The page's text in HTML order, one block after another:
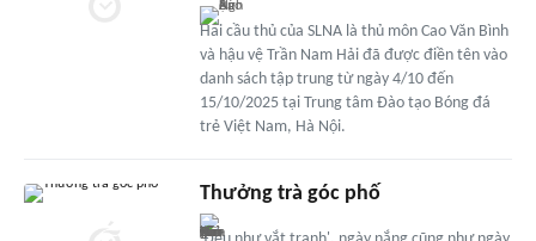
Hai cầu thủ của SLNA là thủ môn Cao Văn Bình
và hậu vệ Trần Nam Hải đã được điền tên vào
danh sách tập trung từ ngày 4/10 đến
15/10/2025 tại Trung tâm Đào tạo Bóng đá
trẻ Việt Nam, Hà Nội.
Thưởng trà góc phố